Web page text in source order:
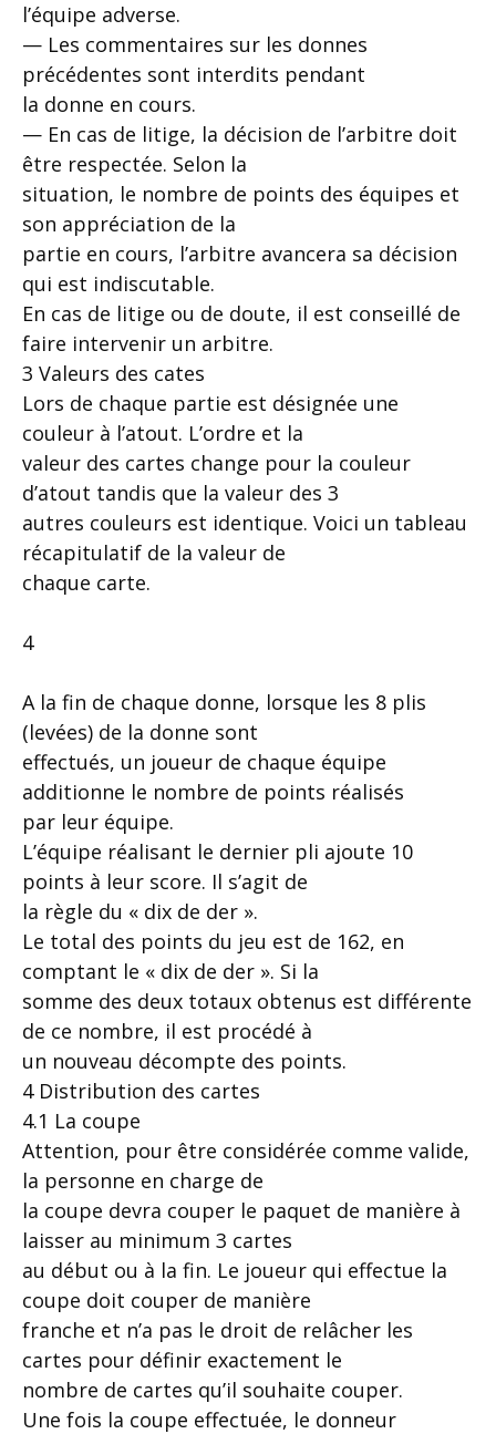
l’équipe adverse.
— Les commentaires sur les donnes
précédentes sont interdits pendant
la donne en cours.
— En cas de litige, la décision de l’arbitre doit
être respectée. Selon la
situation, le nombre de points des équipes et
son appréciation de la
partie en cours, l’arbitre avancera sa décision
qui est indiscutable.
En cas de litige ou de doute, il est conseillé de
faire intervenir un arbitre.
3 Valeurs des cates
Lors de chaque partie est désignée une
couleur à l’atout. L’ordre et la
valeur des cartes change pour la couleur
d’atout tandis que la valeur des 3
autres couleurs est identique. Voici un tableau
récapitulatif de la valeur de
chaque carte.
4
A la fin de chaque donne, lorsque les 8 plis
(levées) de la donne sont
effectués, un joueur de chaque équipe
additionne le nombre de points réalisés
par leur équipe.
L’équipe réalisant le dernier pli ajoute 10
points à leur score. Il s’agit de
la règle du « dix de der ».
Le total des points du jeu est de 162, en
comptant le « dix de der ». Si la
somme des deux totaux obtenus est différente
de ce nombre, il est procédé à
un nouveau décompte des points.
4 Distribution des cartes
4.1 La coupe
Attention, pour être considérée comme valide,
la personne en charge de
la coupe devra couper le paquet de manière à
laisser au minimum 3 cartes
au début ou à la fin. Le joueur qui effectue la
coupe doit couper de manière
franche et n’a pas le droit de relâcher les
cartes pour définir exactement le
nombre de cartes qu’il souhaite couper.
Une fois la coupe effectuée, le donneur